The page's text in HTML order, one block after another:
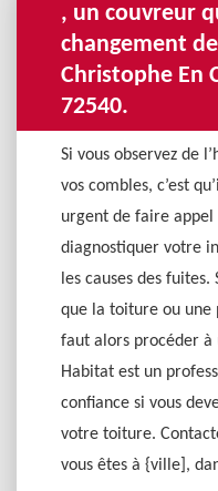
, un couvreur
changement
Christophe En
72540.
Si vous observez de
vos combles, c’est
urgent de faire appel
diagnostiquer votre
les causes des
que la toiture ou une
faut alors procéder à
Habitat est un
confiance si vous
votre toiture.
vous êtes à {ville],